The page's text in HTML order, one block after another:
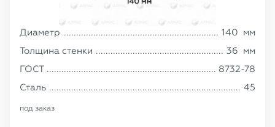
Диаметр 140 мм
Толщина стенки
36 мм
ГОСТ
8732-78
Сталь
45
под заказ